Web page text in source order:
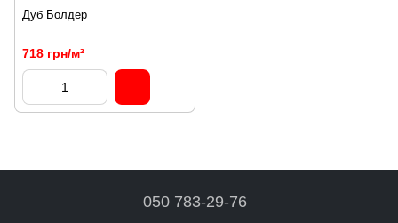
Дуб Болдер
718 грн/м²
050 783-29-76